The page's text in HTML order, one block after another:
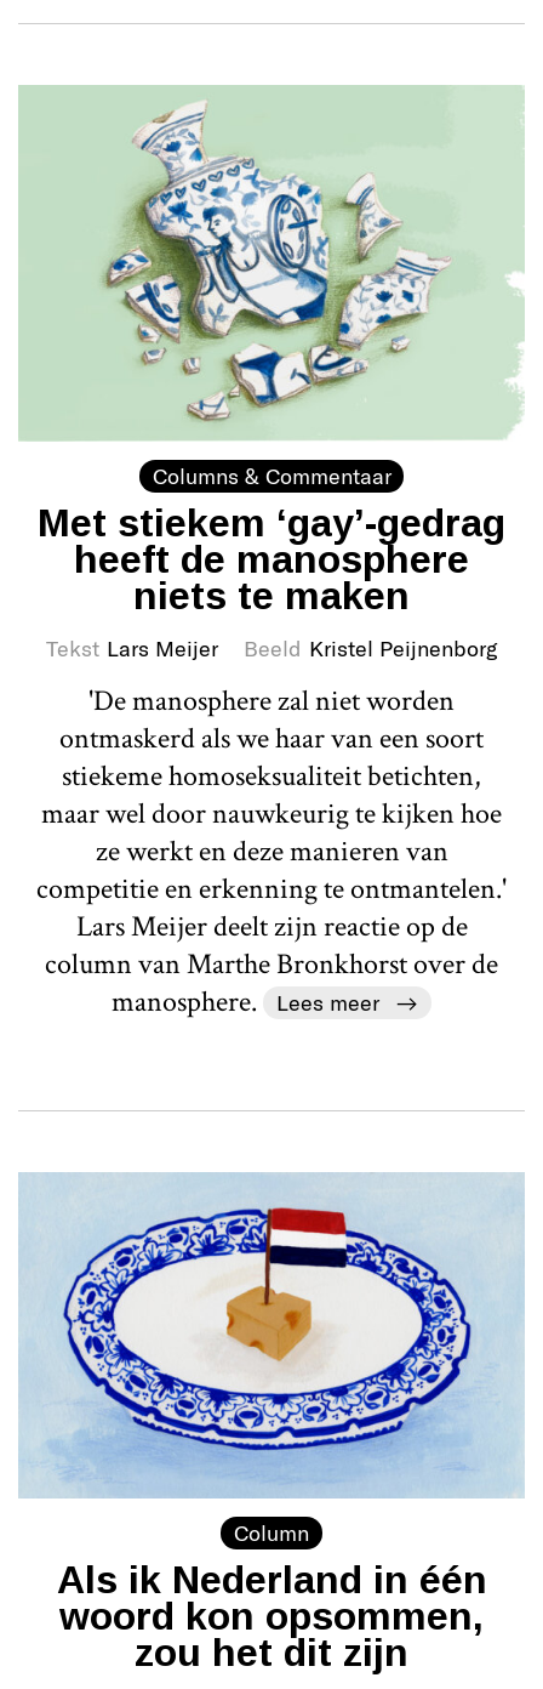
Columns & Commentaar
Met stiekem ‘gay’-gedrag
heeft de manosphere
niets te maken
Tekst Lars Meijer Beeld Kristel Peijnenborg
'De manosphere zal niet worden
ontmaskerd als we haar van een soort
stiekeme homoseksualiteit betichten,
maar wel door nauwkeurig te kijken hoe
ze werkt en deze manieren van
competitie en erkenning te ontmantelen.'
Lars Meijer deelt zijn reactie op de
column van Marthe Bronkhorst over de
manosphere.
Lees meer
Column
Als ik Nederland in één
woord kon opsommen,
zou het dit zijn